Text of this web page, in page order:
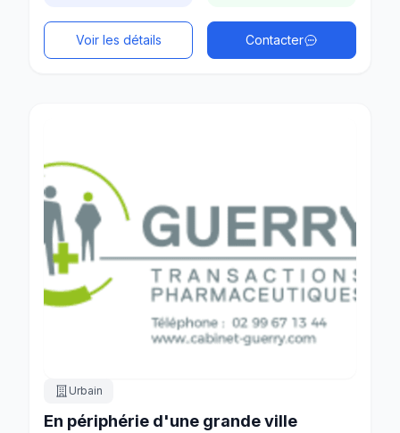
Voir les détails Contacter
Urbain
En périphérie d'une grande ville